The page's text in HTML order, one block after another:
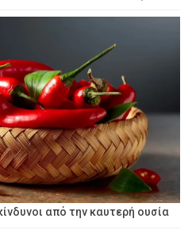
από την καυτερή ουσία